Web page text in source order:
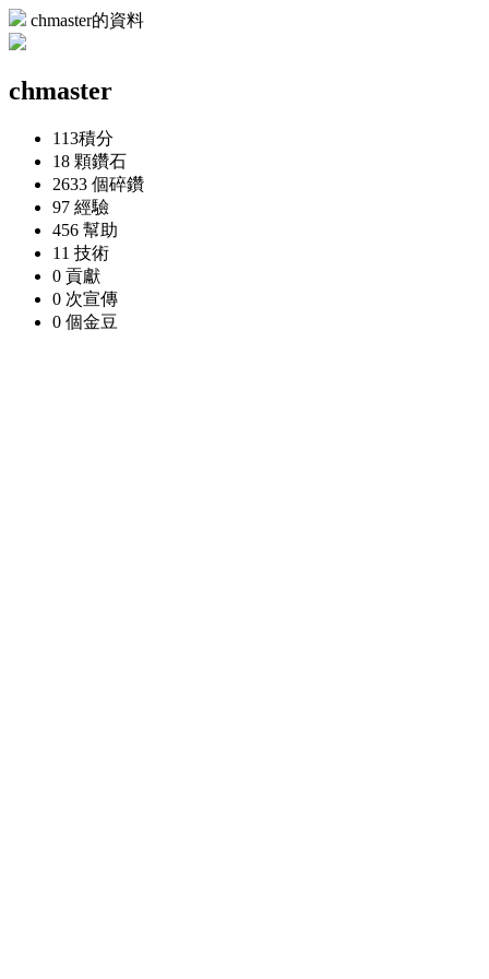
chmaster的資料
chmaster
113積分
18 顆鑽石
2633 個碎鑽
97 經驗
456 幫助
11 技術
0 貢獻
0 次宣傳
0 個金豆